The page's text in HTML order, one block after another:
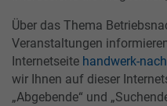
Über das Thema
Veranstaltungen
Internetseite handwerk-
wir Ihnen auf dieser
„Abgebende“ und